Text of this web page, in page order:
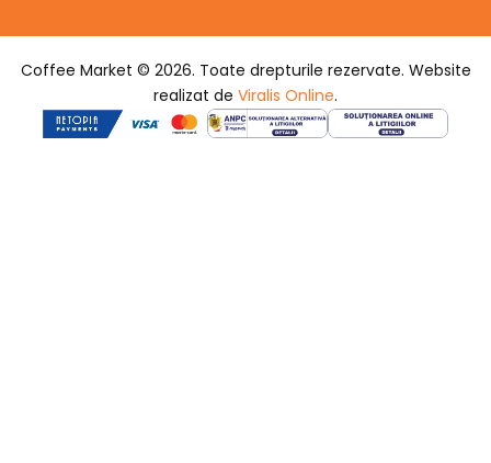
Coffee Market © 2026. Toate drepturile rezervate. Website
realizat de Viralis Online.